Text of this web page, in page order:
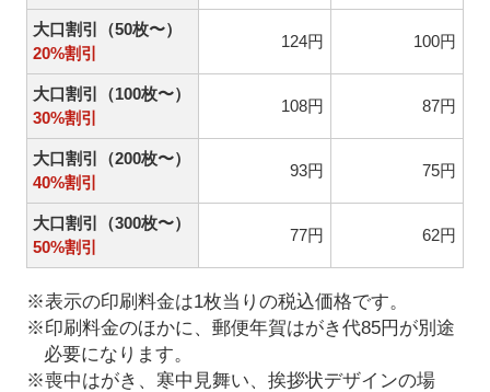
大口割引（50枚〜）
20%割引
124円 100円
大口割引（100枚〜）
30%割引
108円 87円
大口割引（200枚〜）
40%割引
93円 75円
大口割引（300枚〜）
50%割引
77円 62円
※表示の印刷料金は1枚当りの税込価格です。
※印刷料金のほかに、郵便年賀はがき代85円が別途
必要になります。
※喪中はがき、寒中見舞い、挨拶状デザインの場